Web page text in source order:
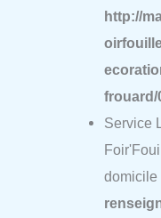
http://
frouard/
Service
domicile